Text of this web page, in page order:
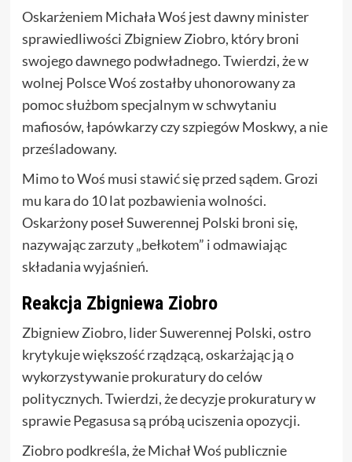
Oskarżeniem Michała Woś jest dawny minister
sprawiedliwości Zbigniew Ziobro, który broni
swojego dawnego podwładnego. Twierdzi, że w
wolnej Polsce Woś zostałby uhonorowany za
pomoc służbom specjalnym w schwytaniu
mafiosów, łapówkarzy czy szpiegów Moskwy, a nie
prześladowany.
Mimo to Woś musi stawić się przed sądem. Grozi
mu kara do 10 lat pozbawienia wolności.
Oskarżony poseł Suwerennej Polski broni się,
nazywając zarzuty „bełkotem” i odmawiając
składania wyjaśnień.
Reakcja Zbigniewa Ziobro
Zbigniew Ziobro, lider Suwerennej Polski, ostro
krytykuje większość rządzącą, oskarżając ją o
wykorzystywanie prokuratury do celów
politycznych. Twierdzi, że decyzje prokuratury w
sprawie Pegasusa są próbą uciszenia opozycji.
Ziobro podkreśla, że Michał Woś publicznie